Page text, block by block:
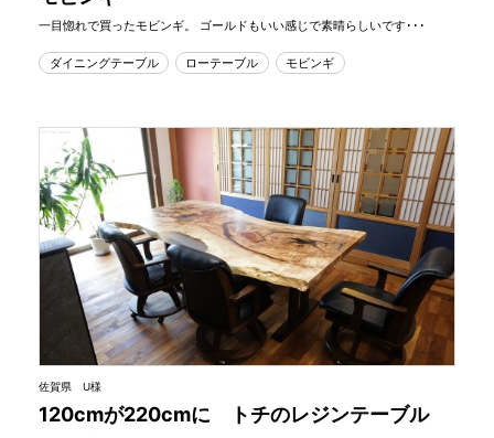
一目惚れで買ったモビンギ。 ゴールドもいい感じで素晴らしいです･･･
ダイニングテーブル ローテーブル モビンギ
佐賀県 U様
120cmが220cmに トチのレジンテーブル